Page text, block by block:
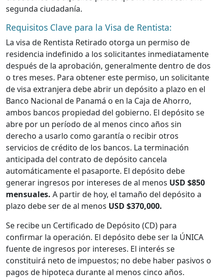
segunda ciudadanía.
Requisitos Clave para la Visa de Rentista:
La visa de Rentista Retirado otorga un permiso de
residencia indefinido a los solicitantes inmediatamente
después de la aprobación, generalmente dentro de dos
o tres meses. Para obtener este permiso, un solicitante
de visa extranjera debe abrir un depósito a plazo en el
Banco Nacional de Panamá o en la Caja de Ahorro,
ambos bancos propiedad del gobierno. El depósito se
abre por un período de al menos cinco años sin
derecho a usarlo como garantía o recibir otros
servicios de crédito de los bancos. La terminación
anticipada del contrato de depósito cancela
automáticamente el pasaporte. El depósito debe
generar ingresos por intereses de al menos USD $850
mensuales. A partir de hoy, el tamaño del depósito a
plazo debe ser de al menos USD $370,000.
Se recibe un Certificado de Depósito (CD) para
confirmar la operación. El depósito debe ser la ÚNICA
fuente de ingresos por intereses. El interés se
constituirá neto de impuestos; no debe haber pasivos o
pagos de hipoteca durante al menos cinco años.